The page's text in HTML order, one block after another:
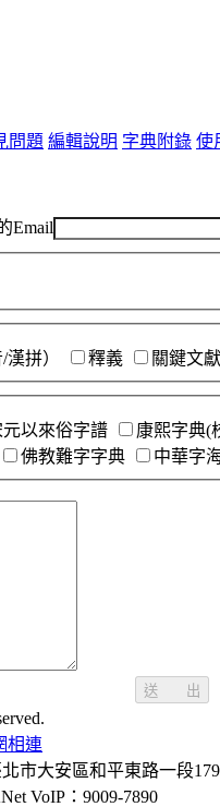
問題 編輯說明 字典附錄 使
Email
拼） 釋義 關鍵文獻
元以來俗字譜 康熙字典(
佛教難字字典 中華字
送 出
相連
市大安區和平東路一段
VoIP：9009-7890